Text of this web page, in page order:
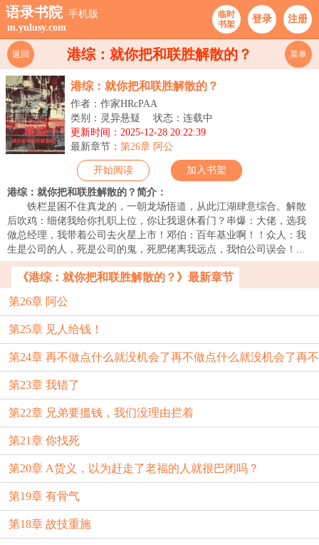
语录书院 手机版
m.yulusy.com
临时
书架
登录 注册
港综：就你把和联胜解散的？
返回 菜单
港综：就你把和联胜解散的？
作者：作家HRcPAA
类别：灵异悬疑
状态：连载中
更新时间：2025-12-28 20:22:39
最新章节： 第26章 阿公
开始阅读 加入书架
港综：就你把和联胜解散的？简介：
铁栏是困不住真龙的，一朝龙场悟道，从此江湖肆意综合。解散
后吹鸡：细佬我给你扎职上位，你让我退休看门？串爆：大佬，选我
做总经理，我带着公司去火星上市！邓伯：百年基业啊！！众人：我
生是公司的人，死是公司的鬼，死肥佬离我远点，我怕公司误会！...
《港综：就你把和联胜解散的？》最新章节
第26章 阿公
第25章 见人给钱！
第24章 再不做点什么就没机会了再不做点什么就没机会了再不
做点什么就没
第23章 我错了
第22章 兄弟要搵钱，我们没理由拦着
第21章 你找死
第20章 A货义，以为赶走了老福的人就很巴闭吗？
第19章 有骨气
第18章 故技重施